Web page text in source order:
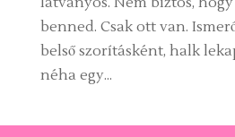
benned. Csak ott van.
belső szorításként, halk
néha egy...